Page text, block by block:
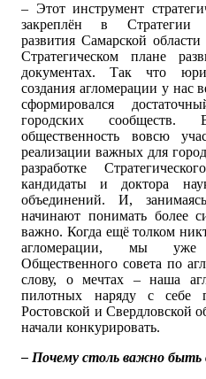
– Этот инструмент
закреплён в Стратегии
развития Самарской
Стратегическом плане
документах. Так что
создания агломерации у нас
сформировался
городских
общественность вовсю
реализации важных для
разработке
кандидаты и доктора
объединений. И,
начинают понимать более
важно. Когда ещё толком
агломерации, мы уже
Общественного совета по
слову, о мечтах – наша
пилотных наряду с себе
Ростовской и Свердловской
начали конкурировать.
– Почему столь важно быть